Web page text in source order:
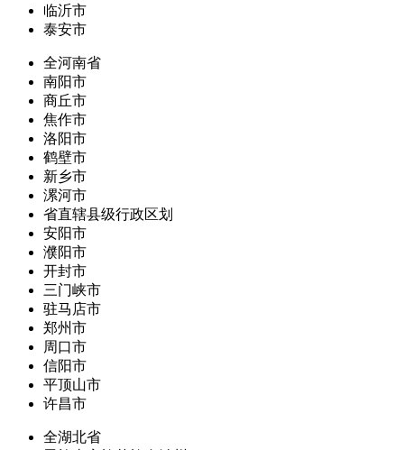
临沂市
泰安市
全河南省
南阳市
商丘市
焦作市
洛阳市
鹤壁市
新乡市
漯河市
省直辖县级行政区划
安阳市
濮阳市
开封市
三门峡市
驻马店市
郑州市
周口市
信阳市
平顶山市
许昌市
全湖北省